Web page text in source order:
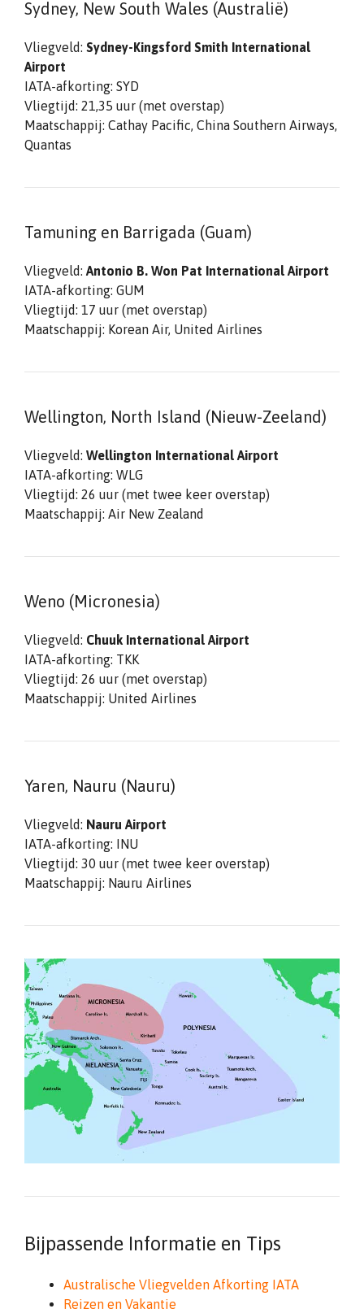
Sydney, New South Wales (Australië)
Vliegveld: Sydney-Kingsford Smith International
Airport
IATA-afkorting: SYD
Vliegtijd: 21,35 uur (met overstap)
Maatschappij: Cathay Pacific, China Southern Airways,
Quantas
Tamuning en Barrigada (Guam)
Vliegveld: Antonio B. Won Pat International Airport
IATA-afkorting: GUM
Vliegtijd: 17 uur (met overstap)
Maatschappij: Korean Air, United Airlines
Wellington, North Island (Nieuw-Zeeland)
Vliegveld: Wellington International Airport
IATA-afkorting: WLG
Vliegtijd: 26 uur (met twee keer overstap)
Maatschappij: Air New Zealand
Weno (Micronesia)
Vliegveld: Chuuk International Airport
IATA-afkorting: TKK
Vliegtijd: 26 uur (met overstap)
Maatschappij: United Airlines
Yaren, Nauru (Nauru)
Vliegveld: Nauru Airport
IATA-afkorting: INU
Vliegtijd: 30 uur (met twee keer overstap)
Maatschappij: Nauru Airlines
Bijpassende Informatie en Tips
Australische Vliegvelden Afkorting IATA
Reizen en Vakantie